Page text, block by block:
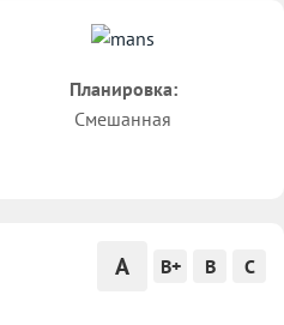
Планировка:
Смешанная
A B+ B C